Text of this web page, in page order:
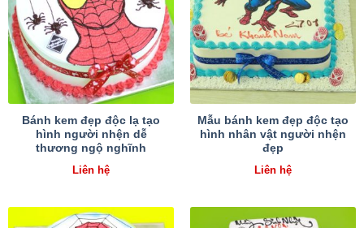
Bánh kem đẹp độc lạ tạo
hình người nhện dễ
thương ngộ nghĩnh
Liên hệ
Mẫu bánh kem đẹp độc tạo
hình nhân vật người nhện
đẹp
Liên hệ